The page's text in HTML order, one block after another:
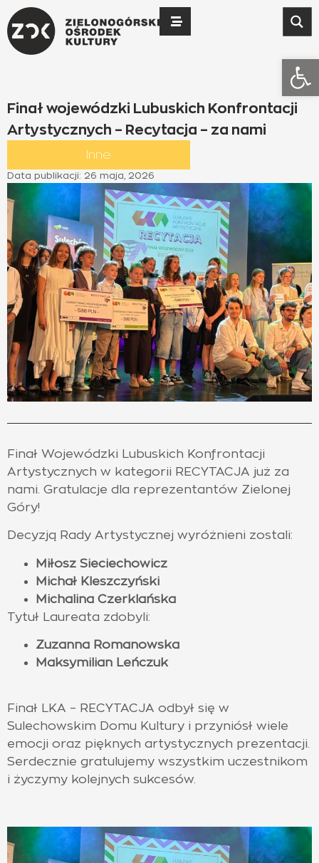
Finał wojewódzki Lubuskich Konfrontacji
Artystycznych – Recytacja – za nami
Inne
Data publikacji: 26 maja, 2026
Finał Wojewódzki Lubuskich Konfrontacji
Artystycznych w kategorii RECYTACJA już za
nami. Gratulacje dla reprezentantów Zielonej
Góry!
Decyzją Rady Artystycznej wyróżnieni zostali:
Miłosz Sieciechowicz
Michał Kleszczyński
Michalina Czerklańska
Tytuł Laureata zdobyli:
Zuzanna Romanowska
Maksymilian Leńczuk
Finał LKA – RECYTACJA odbył się w
Sulechowskim Domu Kultury i przyniósł wiele
emocji oraz pięknych artystycznych prezentacji.
Serdecznie gratulujemy wszystkim uczestnikom
i życzymy kolejnych sukcesów.